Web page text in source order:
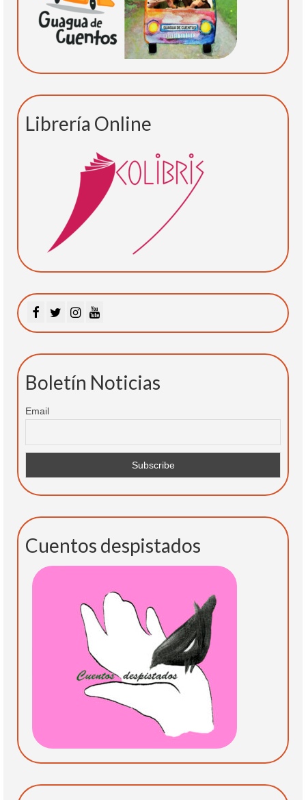
Librería Online
Boletín Noticias
Email
Cuentos despistados